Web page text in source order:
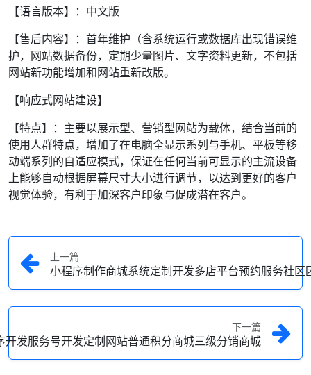
【语言版本】：中文版
【售后内容】：首年维护（含系统运行或数据库出现错误维
护，网站数据备份，定期少量图片、文字资料更新，不包括
网站新功能增加和网站重新改版。
【响应式网站建设】
【特点】：主要以展示型、营销型网站为载体，结合当前的
使用人群特点，增加了在电脑全显示系列与手机、平板等移
动端系列的自适应模式，保证在任何当前可显示的主流设备
上能够自动根据屏幕尺寸大小进行调节，以达到更好的客户
视觉体验，有利于加深客户印象与促成潜在客户。
上一篇
小程序制作商城系统定制开发多店平台预约服务社区
下一篇
开发服务号开发定制网站普通积分商城三级分销商城